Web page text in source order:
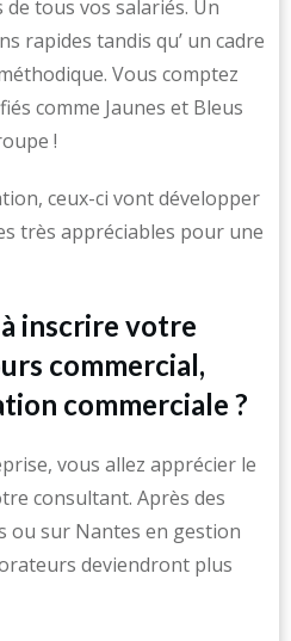
tous vos salariés. Un
rapides tandis qu’ un cadre
Vous comptez
comme Jaunes et Bleus
!
ceux-ci vont développer
très appréciables pour une
inscrire votre
commercial,
commerciale ?
vous allez apprécier le
consultant. Après des
ou sur Nantes en gestion
deviendront plus